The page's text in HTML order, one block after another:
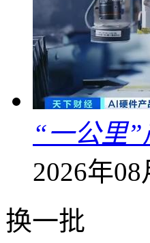
“一公里
2026年
换一批